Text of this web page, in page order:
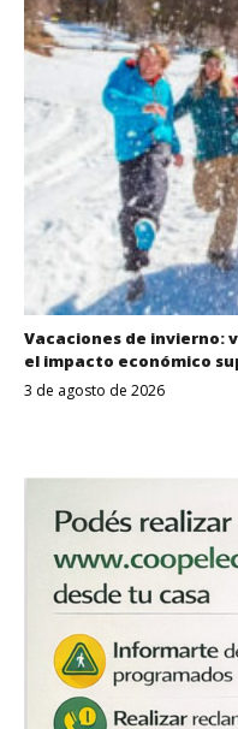
Vacaciones de invierno:
el impacto económico
3 de agosto de 2026